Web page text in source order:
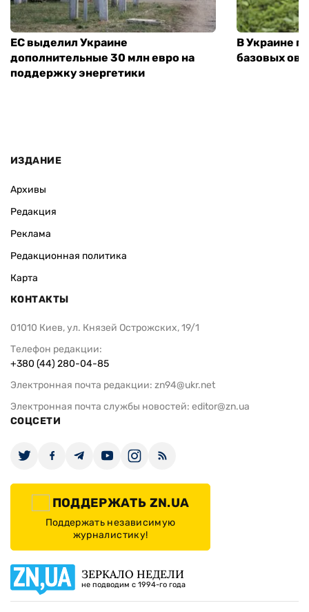
ЕС выделил Украине
дополнительные 30 млн евро на
поддержку энергетики
В Украине
базовых
ИЗДАНИЕ
Архивы
Редакция
Реклама
Редакционная политика
Карта
КОНТАКТЫ
01010 Киев, ул. Князей Острожских, 19/1
Телефон редакции:
+380 (44) 280-04-85
Электронная почта редакции: zn94@ukr.net
Электронная почта службы новостей: editor@zn.ua
СОЦСЕТИ
ПОДДЕРЖАТЬ ZN.UA
Поддержать независимую
журналистику!
ЗЕРКАЛО НЕДЕЛИ
не подводим с 1994-го года